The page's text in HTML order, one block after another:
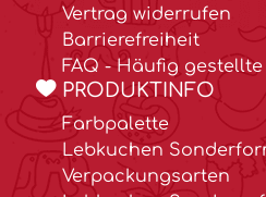
Vertrag widerrufen
Barrierefreiheit
FAQ - Häufig
PRODUKTINFO
Farbpalette
Lebkuchen
Verpackungsarten